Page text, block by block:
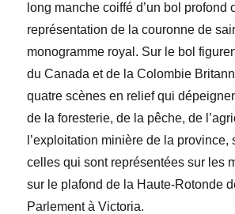
long manche coiffé d’un bol profond
représentation de la couronne de
monogramme royal. Sur le bol
du Canada et de la Colombie
quatre scènes en relief qui
de la foresterie, de la pêche, de
l’exploitation minière de la province,
celles qui sont représentées sur les
sur le plafond de la Haute-Rotonde
Parlement à Victoria.